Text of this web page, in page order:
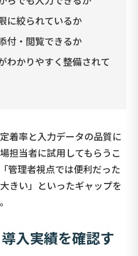
に絞られているか
付・閲覧できるか
わかりやすく整備されて
着率と入力データの品質に
担当者に試用してもらうこ
管理者視点では便利だった
きい」といったギャップを
入実績を確認す